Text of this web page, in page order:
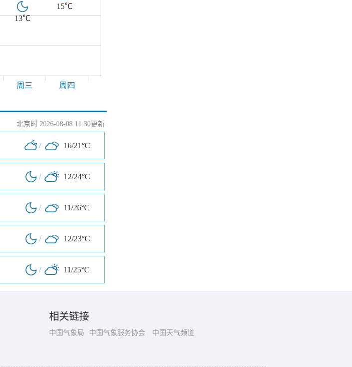
13℃
15℃
周三 周四
北京时 2026-08-08 11:30更新
/ 16/21°C
/ 12/24°C
/ 11/26°C
/ 12/23°C
/ 11/25°C
相关链接
中国气象局 中国气象服务协会 中国天气频道